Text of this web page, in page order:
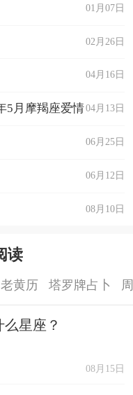
01月07日
02月26日
04月16日
04月13日
5月摩羯座爱情
06月25日
06月12日
08月10日
读
老黄历 塔罗牌占卜
星座？
08月15日